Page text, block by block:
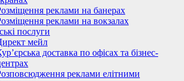
реклами на банерах
реклами на вокзалах
послуги
мейл
доставка по офісах та бізнес-
реклами елітними